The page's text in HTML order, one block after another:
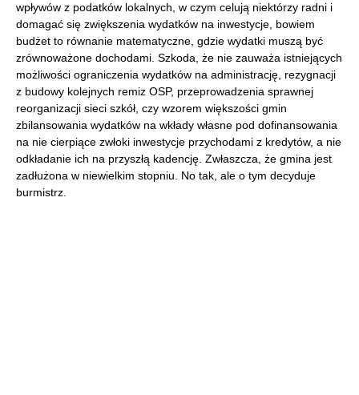
wpływów z podatków lokalnych, w czym celują niektórzy radni i
domagać się zwiększenia wydatków na inwestycje, bowiem
budżet to równanie matematyczne, gdzie wydatki muszą być
zrównoważone dochodami. Szkoda, że nie zauważa istniejących
możliwości ograniczenia wydatków na administrację, rezygnacji
z budowy kolejnych remiz OSP, przeprowadzenia sprawnej
reorganizacji sieci szkół, czy wzorem większości gmin
zbilansowania wydatków na wkłady własne pod dofinansowania
na nie cierpiące zwłoki inwestycje przychodami z kredytów, a nie
odkładanie ich na przyszłą kadencję. Zwłaszcza, że gmina jest
zadłużona w niewielkim stopniu. No tak, ale o tym decyduje
burmistrz.